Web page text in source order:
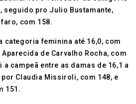
seguido pro Julio Bustamante,
com 158.
categoria feminina até 16,0, com
de Carvalho Rocha, com
a campeã entre as damas de 16,1 a
por Claudia Missiroli, com 148, e
151.